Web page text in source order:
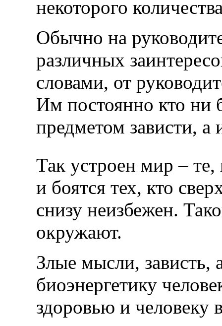
некоторого
Обычно на
различных
словами, от
Им постоянно кто ни
предметом зависти, а
Так устроен мир – те,
и боятся тех, кто
снизу неизбежен.
окружают.
Злые мысли, зависть,
биоэнергетику
здоровью и человеку